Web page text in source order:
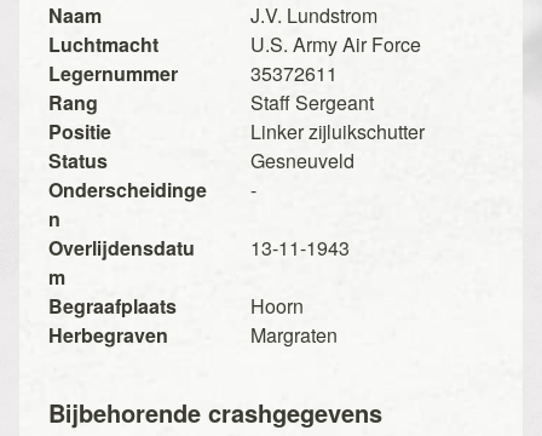
Naam
J.V. Lundstrom
Luchtmacht
U.S. Army Air Force
Legernummer
35372611
Rang
Staff Sergeant
Positie
Linker zijluikschutter
Status
Gesneuveld
Onderscheidinge
n
-
Overlijdensdatu
m
13-11-1943
Begraafplaats
Hoorn
Herbegraven
Margraten
Bijbehorende crashgegevens